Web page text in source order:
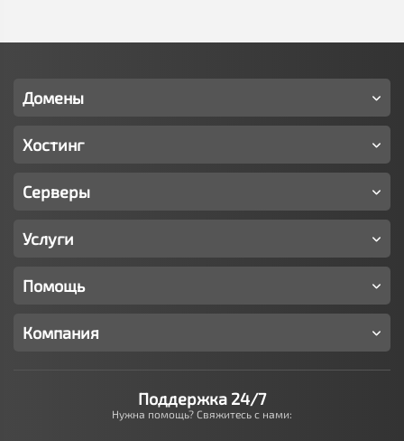
Домены
Хостинг
Серверы
Услуги
Помощь
Компания
Поддержка 24/7
Нужна помощь? Свяжитесь с нами: